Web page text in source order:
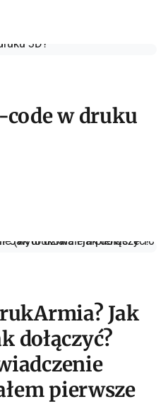
code w druku
Jak
dołączyć?
pierwsze